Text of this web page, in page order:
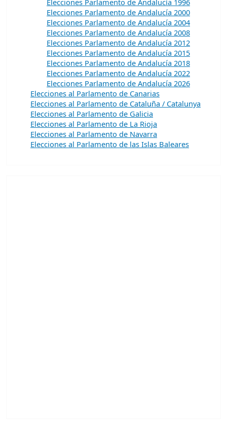
Elecciones Parlamento de Andalucía 2000
Elecciones Parlamento de Andalucía 2004
Elecciones Parlamento de Andalucía 2008
Elecciones Parlamento de Andalucía 2012
Elecciones Parlamento de Andalucía 2015
Elecciones Parlamento de Andalucía 2018
Elecciones Parlamento de Andalucía 2022
Elecciones Parlamento de Andalucía 2026
Elecciones al Parlamento de Canarias
Elecciones al Parlamento de Cataluña / Catalunya
Elecciones al Parlamento de Galicia
Elecciones al Parlamento de La Rioja
Elecciones al Parlamento de Navarra
Elecciones al Parlamento de las Islas Baleares